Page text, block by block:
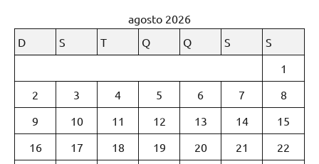
agosto 2026
D
S T Q Q S
S
1
2
3 4 5 6 7
8
9
10 11 12 13 14
15
16
17 18 19 20 21 22